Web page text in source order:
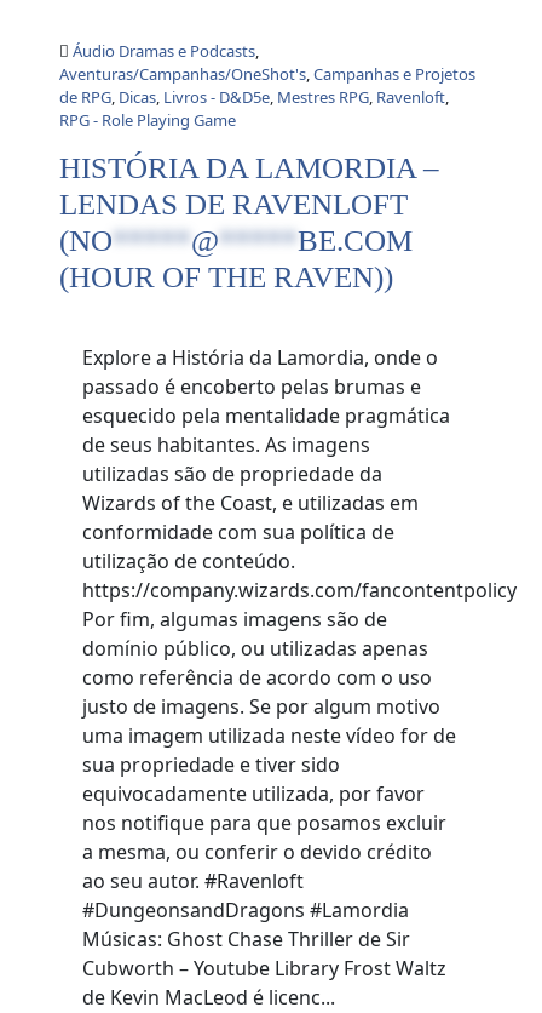
Áudio Dramas e Podcasts,
Aventuras/Campanhas/OneShot's,Campanhas e Projetos
de RPG, Dicas, Livros - D&D5e, Mestres RPG, Ravenloft,
RPG - Role Playing Game
HISTÓRIA DA LAMORDIA –
LENDAS DE RAVENLOFT
(NO*****@*****BE.COM
(HOUR OF THE RAVEN))
Explore a História da Lamordia, onde o
passado é encoberto pelas brumas e
esquecido pela mentalidade pragmática
de seus habitantes. As imagens
utilizadas são de propriedade da
Wizards of the Coast, e utilizadas em
conformidade com sua política de
utilização de conteúdo.
https://company.wizards.com/fancontentpolicy
Por fim, algumas imagens são de
domínio público, ou utilizadas apenas
como referência de acordo com o uso
justo de imagens. Se por algum motivo
uma imagem utilizada neste vídeo for de
sua propriedade e tiver sido
equivocadamente utilizada, por favor
nos notifique para que posamos excluir
a mesma, ou conferir o devido crédito
ao seu autor. #Ravenloft
#DungeonsandDragons #Lamordia
Músicas: Ghost Chase Thriller de Sir
Cubworth – Youtube Library Frost Waltz
de Kevin MacLeod é licenc...